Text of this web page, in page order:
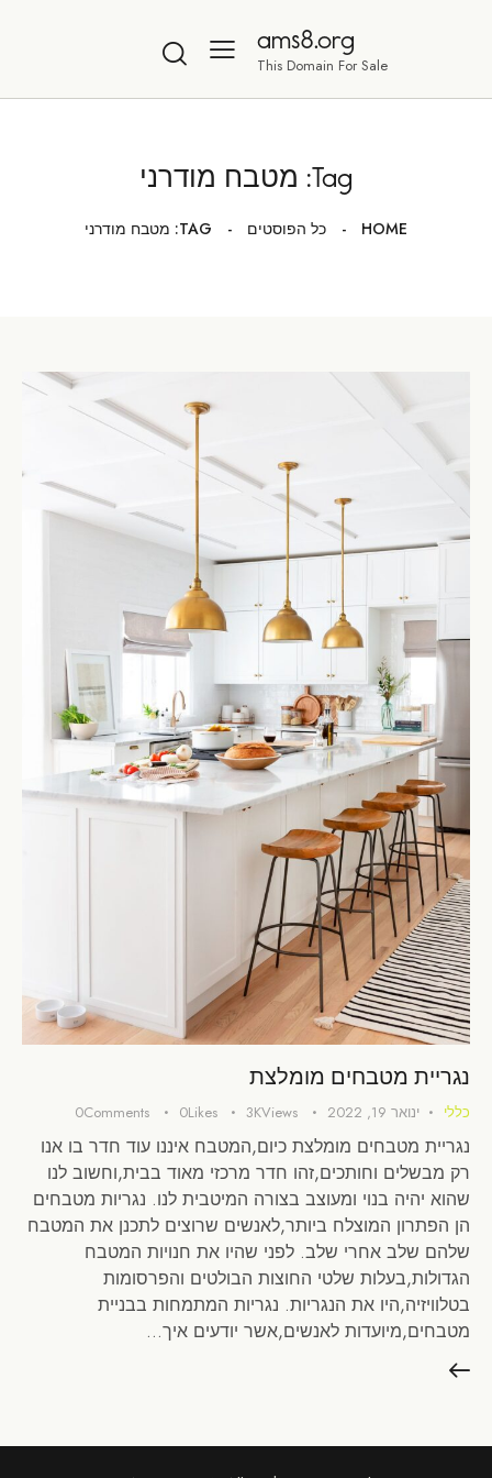
ams8.org
This Domain For Sale
Tag: מטבח מודרני
HOME כל הפוסטים TAG: מטבח מודרני
נגריית מטבחים מומלצת
כללי ינואר 19, 2022 3KViews
0Likes
0Comments
נגריית מטבחים מומלצת כיום,המטבח איננו עוד חדר בו אנו
רק מבשלים וחותכים,זהו חדר מרכזי מאוד בבית,וחשוב לנו
שהוא יהיה בנוי ומעוצב בצורה המיטבית לנו. נגריות מטבחים
הן הפתרון המוצלח ביותר,לאנשים שרוצים לתכנן את המטבח
שלהם שלב אחרי שלב. לפני שהיו את חנויות המטבח
הגדולות,בעלות שלטי החוצות הבולטים והפרסומות
בטלוויזיה,היו את הנגריות. נגריות המתמחות בבניית
מטבחים,מיועדות לאנשים,אשר יודעים איך…